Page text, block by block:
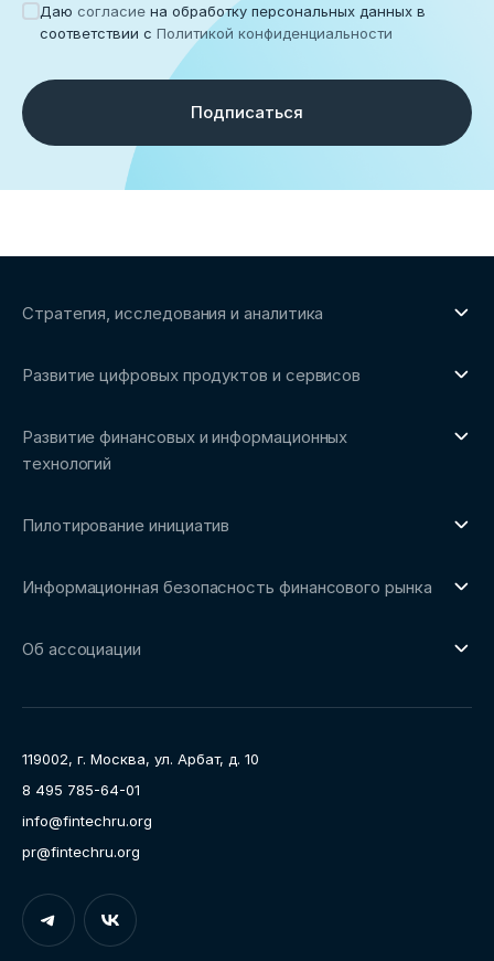
Даю согласие на обработку персональных данных в
соответствии с Политикой конфиденциальности
Подписаться
Стратегия, исследования и аналитика
Обзоры рынка и аналитические исследования
Трендвотчинг и информационный сервис
Развитие цифровых продуктов и сервисов
Развитие финансовых и информационных
технологий
Репозиторий Ассоциации
Рабочие группы
Пилотирование инициатив
Площадка пилотного тестирования
Информационная безопасность финансового рынка
Направления работы
Об ассоциации
Карьера
Контакты
Документы
119002, г. Москва, ул. Арбат, д. 10
8 495 785-64-01
info@fintechru.org
pr@fintechru.org
Вход